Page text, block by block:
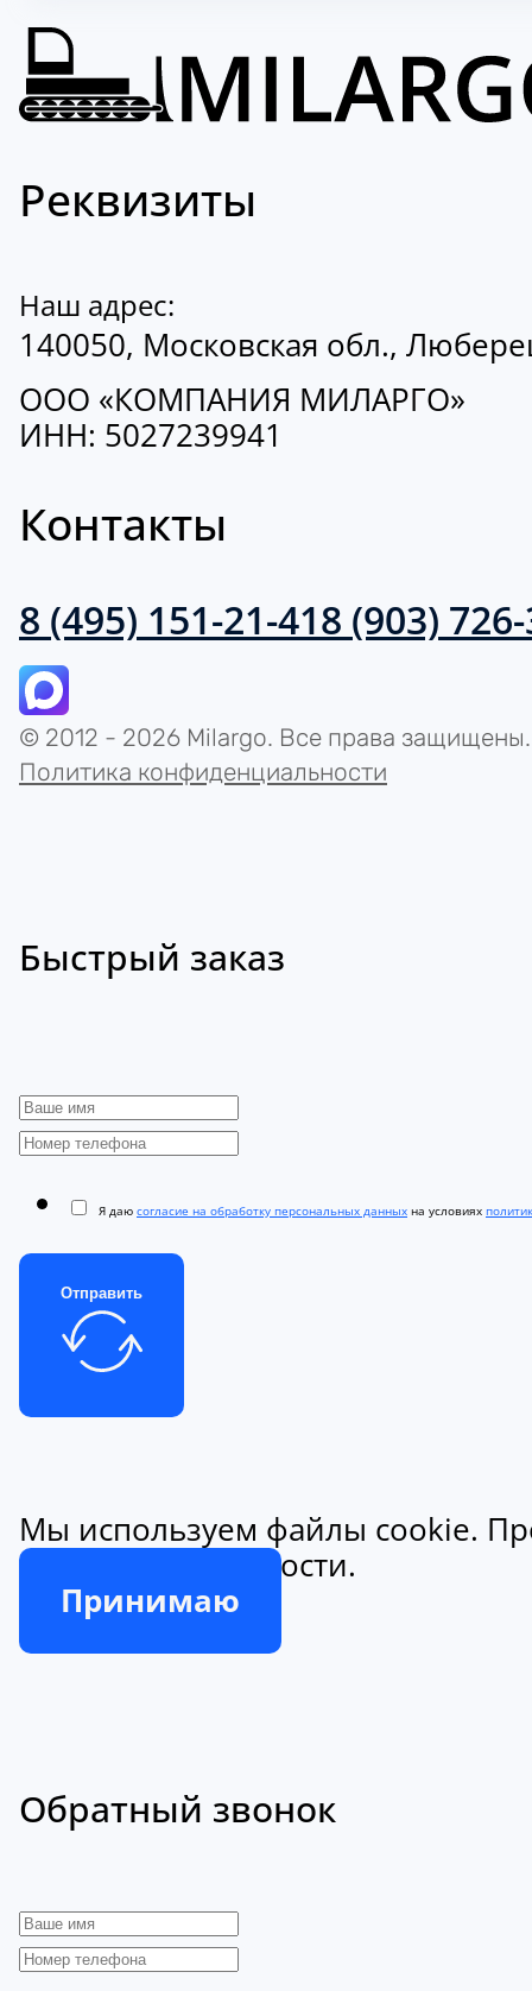
Реквизиты
Наш адрес:
140050, Московская обл.,
ООО «КОМПАНИЯ МИЛАРГО»
ИНН: 5027239941
Контакты
8 (495) 151-21-418 (903)
© 2012 - 2026 Milargo. Все права защищены.
Политика конфиденциальности
Быстрый заказ
Я даю согласие на обработку персональных данных на условиях
Отправить
Мы используем файлы cookie.
конфиденциальности.
Принимаю
Обратный звонок